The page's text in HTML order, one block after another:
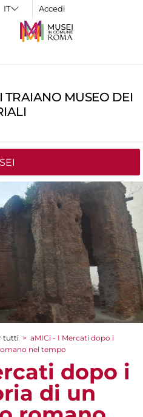
Accedi
TRAIANO MUSEO DEI
tutti > aMICi - I Mercati dopo i
nel tempo
dopo i
di un